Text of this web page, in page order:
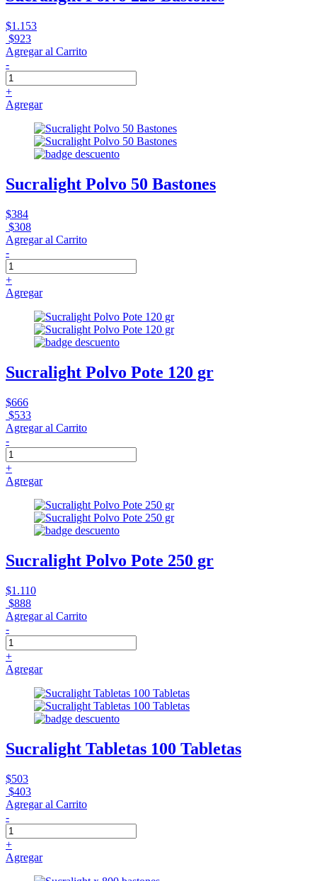
$1.153
$923
Agregar al Carrito
-
+
Agregar
Sucralight Polvo 50 Bastones
$384
$308
Agregar al Carrito
-
+
Agregar
Sucralight Polvo Pote 120 gr
$666
$533
Agregar al Carrito
-
+
Agregar
Sucralight Polvo Pote 250 gr
$1.110
$888
Agregar al Carrito
-
+
Agregar
Sucralight Tabletas 100 Tabletas
$503
$403
Agregar al Carrito
-
+
Agregar